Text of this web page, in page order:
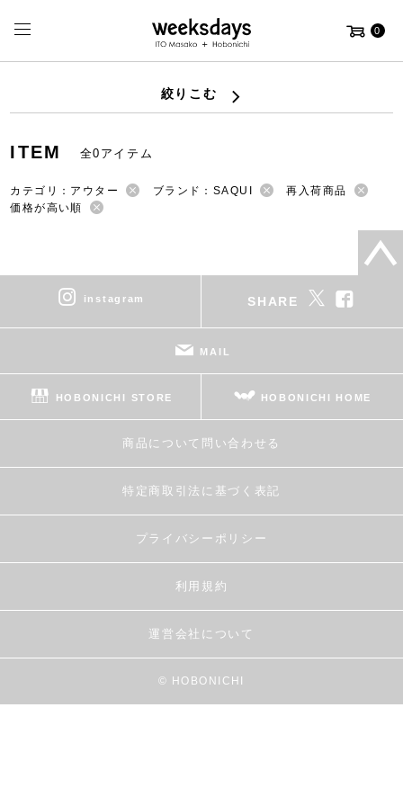
0
絞りこむ
ITEM 全0アイテム
カテゴリ：アウター ブランド：SAQUI
再入荷商品
価格が高い順
instagram SHARE
MAIL
HOBONICHI STORE HOBONICHI HOME
商品について問い合わせる
特定商取引法に基づく表記
プライバシーポリシー
利用規約
運営会社について
© HOBONICHI